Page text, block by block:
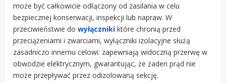
może być całkowicie odłączony od zasilania w celu
bezpiecznej konserwacji, inspekcji lub napraw. W
przeciwieństwie do wyłączniki które chronią przed
przeciążeniami i zwarciami, wyłączniki izolacyjne służą
zasadniczo innemu celowi: zapewniają widoczną przerwę w
obwodzie elektrycznym, gwarantując, że żaden prąd nie
może przepływać przez odizolowaną sekcję.